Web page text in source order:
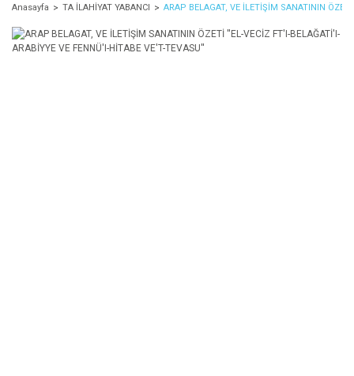
Anasayfa TA İLAHİYAT YABANCI ARAP BELAGAT, VE İLETİŞİM SANATININ